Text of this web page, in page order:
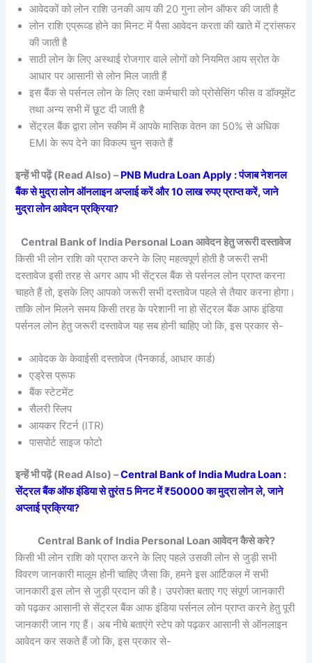
आवेदकों को लोन राशि उनकी आय की 20 गुना लोन ऑफर की जाती है
लोन राशि एप्रूव्ड होने का मिनट में पैसा आवेदन करता की खाते में ट्रांसफर
की जाती है
साठी लोन के लिए अस्थाई रोजगार वाले लोगों को नियमित आय स्रोत के
आधार पर आसानी से लोन मिल जाती हैं
इस बैंक से पर्सनल लोन के लिए रक्षा कर्मचारी को प्रोसेसिंग फीस व डॉक्यूमेंट
तथा अन्य सभी में छूट दी जाती है
सेंट्रल बैंक द्वारा लोन स्कीम में आपके मासिक वेतन का 50% से अधिक
EMI के रूप देने का विकल्प चुन सकते हैं
इन्हें भी पढ़ें (Read Also) –PNB Mudra Loan Apply : पंजाब नेशनल
बैंक से मुद्रा लोन ऑनलाइन अप्लाई करें और 10 लाख रुपए प्राप्त करें, जाने
मुद्रा लोन आवेदन प्रक्रिया?
Central Bank of India Personal Loan आवेदन हेतु जरूरी दस्तावेज
किसी भी लोन राशि को प्राप्त करने के लिए महत्वपूर्ण होती है जरूरी सभी
दस्तावेज इसी तरह से अगर आप भी सेंट्रल बैंक से पर्सनल लोन प्राप्त करना
चाहते हैं तो, इसके लिए आपको जरूरी सभी दस्तावेज पहले से तैयार करना होगा।
ताकि लोन मिलने समय किसी तरह के परेशानी ना हो सेंट्रल बैंक आफ इंडिया
पर्सनल लोन हेतु जरूरी दस्तावेज यह सब होनी चाहिए जो कि, इस प्रकार से-
आवेदक के केवाईसी दस्तावेज (पैनकार्ड, आधार कार्ड)
एड्रेस प्रूफ
बैंक स्टेटमेंट
सैलरी स्लिप
आयकर रिटर्न (ITR)
पासपोर्ट साइज फोटो
इन्हें भी पढ़ें (Read Also) –Central Bank of India Mudra Loan :
सेंट्रल बैंक ऑफ इंडिया से तुरंत 5 मिनट में ₹50000 का मुद्रा लोन ले, जाने
अप्लाई प्रक्रिया?
Central Bank of India Personal Loan आवेदन कैसे करे?
किसी भी लोन राशि को प्राप्त करने के लिए पहले उसकी लोन से जुड़ी सभी
विवरण जानकारी मालूम होनी चाहिए जैसा कि, हमने इस आर्टिकल में सभी
जानकारी इस लोन से जुड़ी प्रदान की है। उपरोक्त बताए गए संपूर्ण जानकारी
को पढ़कर आसानी से सेंट्रल बैंक आफ इंडिया पर्सनल लोन प्राप्त करने हेतु पूरी
जानकारी जान गए हैं। अब नीचे बताएंगे स्टेप को पढ़कर आसानी से ऑनलाइन
आवेदन कर सकते हैं जो कि, इस प्रकार से-